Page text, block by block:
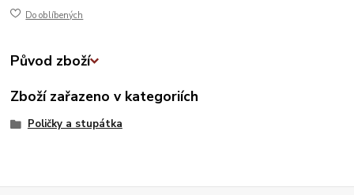
Do oblíbených
Původ zboží
Zboží zařazeno v kategoriích
Poličky a stupátka